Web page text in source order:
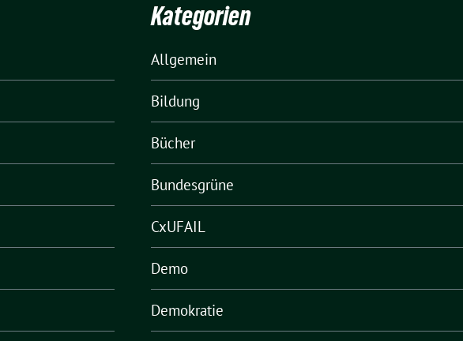
Kategorien
Allgemein
Bildung
Bücher
Bundesgrüne
CxUFAIL
Demo
Demokratie